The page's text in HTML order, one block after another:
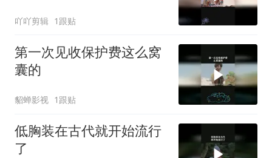
吖吖剪辑 1跟贴
第一次见收保护费这么窝
囊的
貂蝉影视 1跟贴
低胸装在古代就开始流行
了